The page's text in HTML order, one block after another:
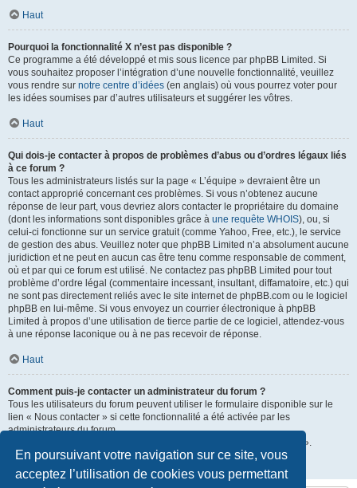
En poursuivant votre navigation sur ce site, vous
acceptez l’utilisation de cookies vous permettant
Haut
Pourquoi la fonctionnalité X n’est pas disponible ?
Ce programme a été développé et mis sous licence par phpBB Limited. Si
vous souhaitez proposer l’intégration d’une nouvelle fonctionnalité, veuillez
vous rendre sur notre centre d’idées (en anglais) où vous pourrez voter pour
les idées soumises par d’autres utilisateurs et suggérer les vôtres.
Haut
Qui dois-je contacter à propos de problèmes d’abus ou d’ordres légaux liés
à ce forum ?
Tous les administrateurs listés sur la page « L’équipe » devraient être un
contact approprié concernant ces problèmes. Si vous n’obtenez aucune
réponse de leur part, vous devriez alors contacter le propriétaire du domaine
(dont les informations sont disponibles grâce à une requête WHOIS), ou, si
celui-ci fonctionne sur un service gratuit (comme Yahoo, Free, etc.), le service
de gestion des abus. Veuillez noter que phpBB Limited n’a absolument aucune
juridiction et ne peut en aucun cas être tenu comme responsable de comment,
où et par qui ce forum est utilisé. Ne contactez pas phpBB Limited pour tout
problème d’ordre légal (commentaire incessant, insultant, diffamatoire, etc.) qui
ne sont pas directement reliés avec le site internet de phpBB.com ou le logiciel
phpBB en lui-même. Si vous envoyez un courrier électronique à phpBB
Limited à propos d’une utilisation de tierce partie de ce logiciel, attendez-vous
à une réponse laconique ou à ne pas recevoir de réponse.
Haut
Comment puis-je contacter un administrateur du forum ?
Tous les utilisateurs du forum peuvent utiliser le formulaire disponible sur le
lien « Nous contacter » si cette fonctionnalité a été activée par les
administrateurs du forum.
Les membres du forum peuvent également utiliser le lien « L’équipe ».